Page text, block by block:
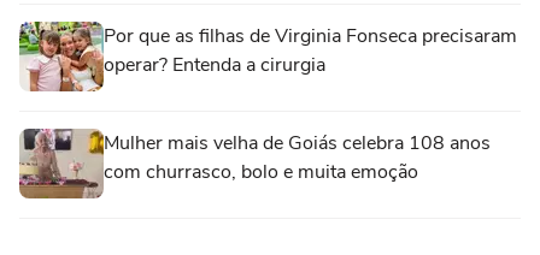
Por que as filhas de Virginia Fonseca precisaram
operar? Entenda a cirurgia
Mulher mais velha de Goiás celebra 108 anos
com churrasco, bolo e muita emoção